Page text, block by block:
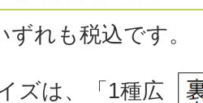
れも税込です。
ズは、「1種広